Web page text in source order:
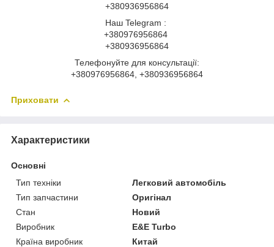
+380936956864
Наш Telegram :
+380976956864
+380936956864
Телефонуйте для консультації:
+380976956864, +380936956864
Приховати
Характеристики
Основні
Тип техніки
Легковий автомобіль
Тип запчастини
Оригінал
Стан
Новий
Виробник
E&E Turbo
Країна виробник
Китай